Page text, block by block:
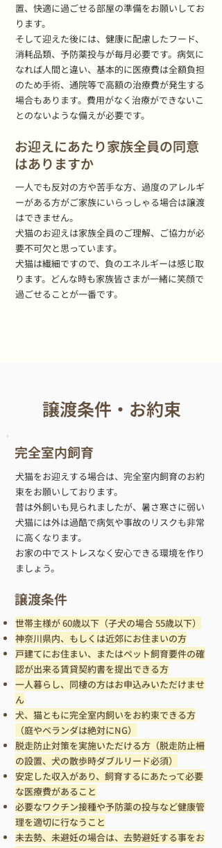
置、快適に過ごせる部屋の準備をお願いしてお
ります。
そして迎えた後には、健康に配慮したフード、
消耗品類、予防薬投与が毎月必要です。病気に
なれば人間と違い、基本的に医療費は全額負担
のため手術、通院等で高額の治療費が発生する
場合もあります。費用がなく治療ができないこ
とのないような備えが必要です。
お迎えにあたり家族全員の同意
はありますか
一人でも反対の方や苦手な方、過度のアレルギ
ーがある方がご家族にいらっしゃる場合は譲渡
はできません。
犬猫のお迎えは家族全員のご理解、ご協力が必
要不可欠と思っています。
犬猫は繊細ですので、負のエネルギーは感じ取
ります。どんな時も家族皆さまが一緒に笑顔で
過ごせることが一番です。
譲渡条件・お約束
完全室内飼育
犬猫をお迎えする場合は、完全室内飼育のお約
束をお願いしております。
昔は外飼いも見られましたが、暑さ寒さに弱い
犬猫には外は過酷で病気や事故のリスクも非常
に高くなります。
​お家の中でストレスなく安心できる環境を作り
ましょう。
譲渡条件
世帯主様が60歳以下 （子犬の場合 55歳以下）
神奈川県内、もしくは近郊にお住まいの方
戸建てにお住まい、またはペット飼育要件の確
認が出来る賃貸契約書を提出できる方
一人暮らし、同棲の方はお申込みいただけませ
ん
犬、猫ともに完全室内飼いをお約束できる方
（庭やベランダは絶対にNG）
脱走防止対策を実施いただける方（脱走防止柵
の設置、犬の散歩時ダブルリード必須）
安定した収入があり、飼育するにあたって必要
な医療費があること
必要なワクチン接種や予防薬の投与など健康管
理を適切に行なうこと
未去勢、未避妊の場合は、去勢避妊する事をお